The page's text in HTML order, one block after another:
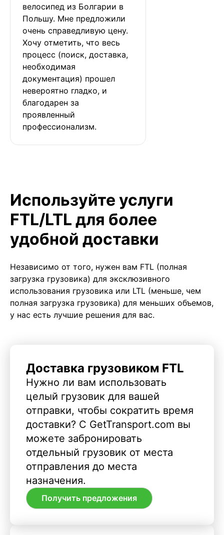
велосипед из Болгарии в
Польшу. Мне предложили
очень справедливую цену.
Хочу отметить, что весь
процесс (поиск, доставка,
необходимая
документация) прошел
невероятно гладко, и
благодарен за
проявленный
профессионализм.
Используйте услуги
FTL/LTL для более
удобной доставки
Независимо от того, нужен вам FTL (полная
загрузка грузовика) для эксклюзивного
использования грузовика или LTL (меньше, чем
полная загрузка грузовика) для меньших объемов,
у нас есть лучшие решения для вас.
Доставка грузовиком FTL
Нужно ли вам использовать
целый грузовик для вашей
отправки, чтобы сократить время
доставки? С GetTransport.com вы
можете забронировать
отдельный грузовик от места
отправления до места
назначения.
Получить предложения